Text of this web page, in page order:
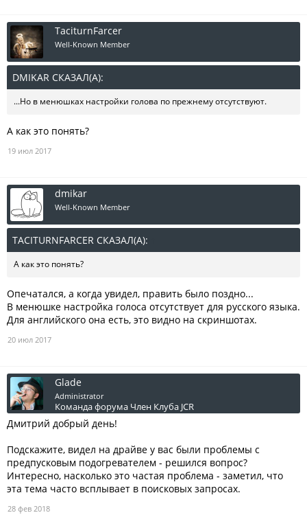
TaciturnFarcer
Well-Known Member
DMIKAR СКАЗАЛ(А):
...Но в менюшках настройки голова по прежнему отсутствуют.
А как это понять?
19 июл 2017
dmikar
Well-Known Member
TACITURNFARCER СКАЗАЛ(А):
А как это понять?
Опечатался, а когда увидел, править было поздно...
В менюшке настройка голоса отсутствует для русского языка.
Для английского она есть, это видно на скриншотах.
20 июл 2017
Glade
Administrator
Команда форума Член Клуба JCR
Дмитрий добрый день!
Подскажите, видел на драйве у вас были проблемы с
предпусковым подогревателем - решился вопрос?
Интересно, насколько это частая проблема - заметил, что
эта тема часто всплывает в поисковых запросах.
28 фев 2018